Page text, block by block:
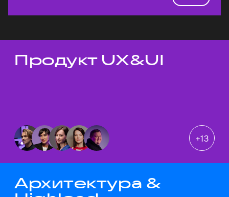
Темы докладов
Продукт UX&UI
+13
Архитектура &